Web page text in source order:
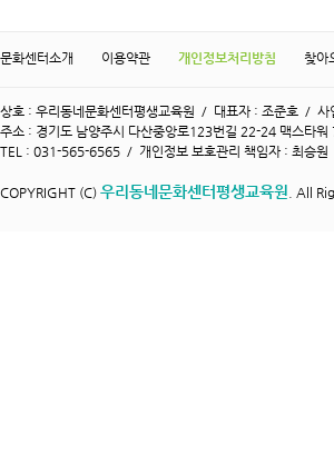
문화센터소개 이용약관 개인정보처리방침 찾아
상호 : 우리동네문화센터평생교육원 / 대표자 : 조준호 /
주소 : 경기도 남양주시 다산중앙로123번길 22-24 맥스타
TEL : 031-565-6565 / 개인정보 보호관리 책임자 : 최승
COPYRIGHT (C) 우리동네문화센터평생교육원 . All